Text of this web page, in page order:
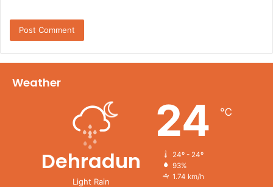
Weather
Dehradun
Light Rain
24 ℃
24º - 24º
93%
1.74 km/h